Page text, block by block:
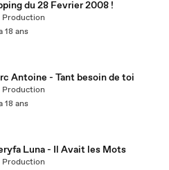
du 28 Fevrier 2008 !
Production
18 ans
Antoine - Tant besoin de toi
Production
18 ans
Luna - Il Avait les Mots
Production